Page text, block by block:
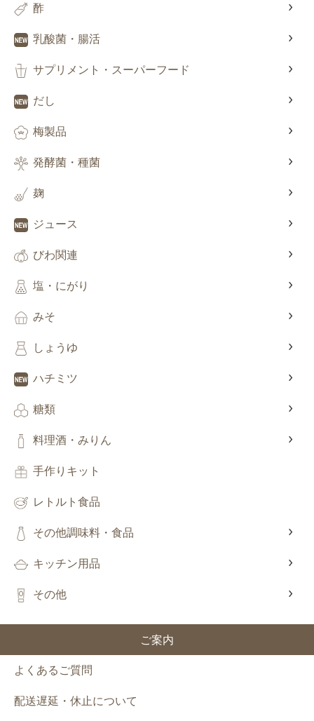
酢
乳酸菌・腸活
サプリメント・スーパーフード
だし
梅製品
発酵菌・種菌
麹
ジュース
びわ関連
塩・にがり
みそ
しょうゆ
ハチミツ
糖類
料理酒・みりん
手作りキット
レトルト食品
その他調味料・食品
キッチン用品
その他
ご案内
よくあるご質問
配送遅延・休止について